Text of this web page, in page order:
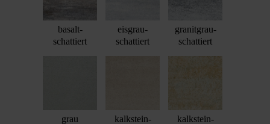
basalt-
schattiert
eisgrau-
schattiert
granitgrau-
schattiert
grau
kalkstein-
kalkstein-